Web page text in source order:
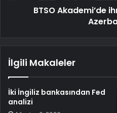
BTSO Akademi’de
İlgili Makaleler
İki İngiliz bankasından Fed
analizi